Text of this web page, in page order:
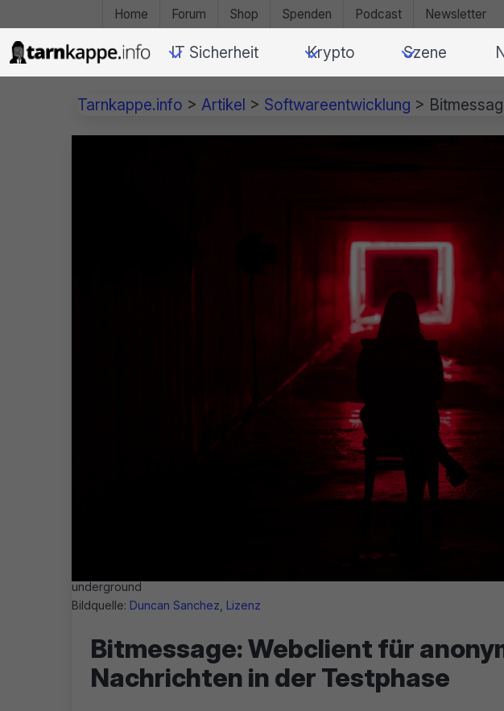
Home Forum Shop Spenden Podcast Newsletter
IT Sicherheit Krypto Szene
Tarnkappe.info > Artikel > Softwareentwicklung >
underground
Bildquelle: Duncan Sanchez Lizenz
Bitmessage: Webclient für
Nachrichten in der Testphase